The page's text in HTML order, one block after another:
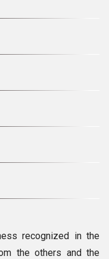
recognized in the
the others and the